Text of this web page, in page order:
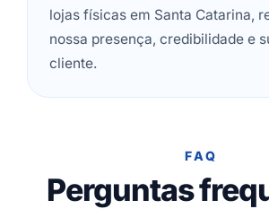
lojas físicas em Santa Catarina,
nossa presença, credibilidade e
cliente.
FAQ
Perguntas